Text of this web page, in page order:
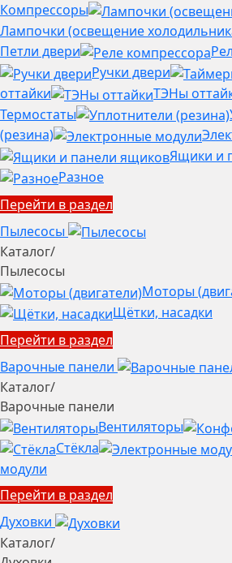
Компрессоры
Лампочки (освещение
Петли двери
Ручки двери
оттайки
ТЭНы
Термостаты
(резина)
Ящики и
Разное
Перейти в раздел
Пылесосы
Каталог/
Пылесосы
Моторы
Щётки, насадки
Перейти в раздел
Варочные панели
Каталог/
Варочные панели
Вентиляторы
Стёкла
модули
Перейти в раздел
Духовки
Каталог/